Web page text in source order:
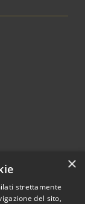
2026 • Comune di
×
strettamente
del sito,